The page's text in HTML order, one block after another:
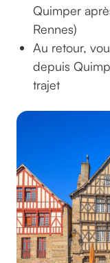
Quimper
Rennes)
Au retour,
depuis
trajet